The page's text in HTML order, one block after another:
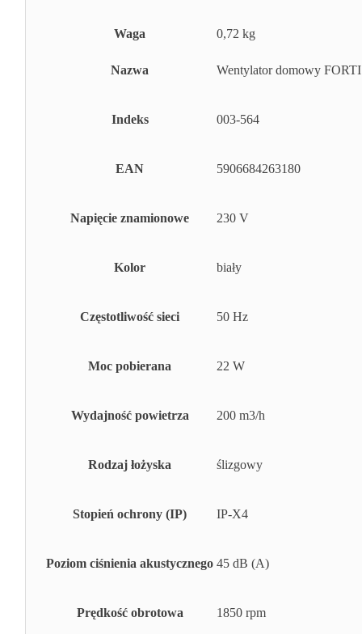
Waga 0,72 kg
Nazwa Wentylator domowy
Indeks 003-564
EAN 5906684263180
Napięcie znamionowe 230 V
Kolor biały
Częstotliwość sieci 50 Hz
Moc pobierana 22 W
Wydajność powietrza 200 m3/h
Rodzaj łożyska ślizgowy
Stopień ochrony (IP) IP-X4
Poziom ciśnienia akustycznego 45 dB (A)
Prędkość obrotowa 1850 rpm